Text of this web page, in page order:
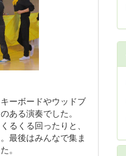
ーボードやウッドブ
ある演奏でした。
るくる回ったりと、
最後はみんなで集ま
。